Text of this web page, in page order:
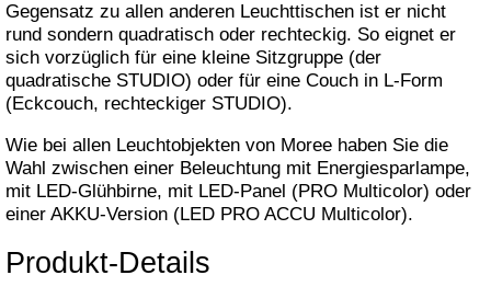
Gegensatz zu allen anderen Leuchttischen ist er nicht
rund sondern quadratisch oder rechteckig. So eignet er
sich vorzüglich für eine kleine Sitzgruppe (der
quadratische STUDIO) oder für eine Couch in L-Form
(Eckcouch, rechteckiger STUDIO).
Wie bei allen Leuchtobjekten von Moree haben Sie die
Wahl zwischen einer Beleuchtung mit Energiesparlampe,
mit LED-Glühbirne, mit LED-Panel (PRO Multicolor) oder
einer AKKU-Version (LED PRO ACCU Multicolor).
Produkt-Details